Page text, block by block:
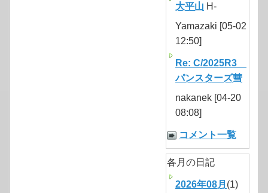
大平山 H-
Yamazaki [05-02
12:50]
Re: C/2025R3
パンスターズ彗
nakanek [04-20
08:08]
コメント一覧
各月の日記
2026年08月 (1)